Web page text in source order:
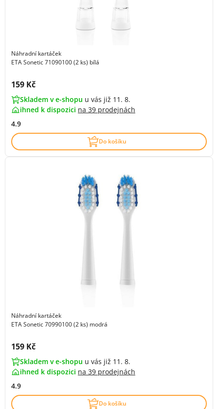
Náhradní kartáček
ETA Sonetic 71090100 (2 ks) bílá
Cena s DPH:
159 Kč
Skladem v e-shopu u vás již 11. 8.
ihned k dispozici na 39 prodejnách
4.9
Do košíku
Náhradní kartáček
ETA Sonetic 70990100 (2 ks) modrá
Cena s DPH:
159 Kč
Skladem v e-shopu u vás již 11. 8.
ihned k dispozici na 39 prodejnách
4.9
Do košíku